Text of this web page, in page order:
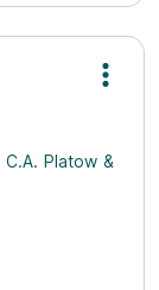
C.A. Platow &